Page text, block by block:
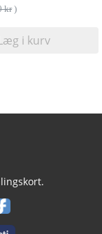
kr)
i kurv